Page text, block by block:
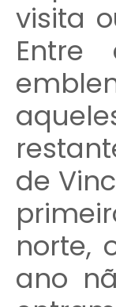
visita
de
norte,
ano